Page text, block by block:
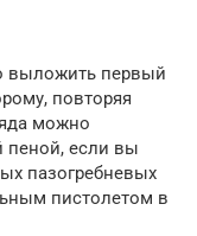
выложить первый
повторяя
можно
пеной, если вы
пазогребневых
пистолетом в